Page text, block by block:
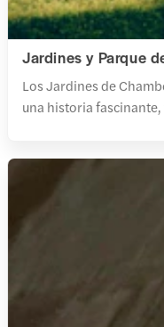
Jardines y Parque
Los Jardines de
una historia